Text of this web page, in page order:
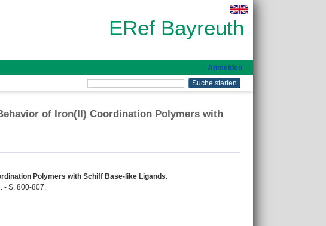
ERef Bayreuth
Anmelden
of Iron(II) Coordination Polymers with
Polymers with Schiff Base‐like Ligands.
- S. 800-807.